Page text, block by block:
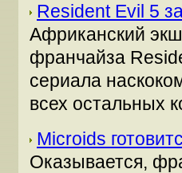
Resident Evil 5
Африканский
франчайза
сериала
всех остальных
Microids
Оказывается,